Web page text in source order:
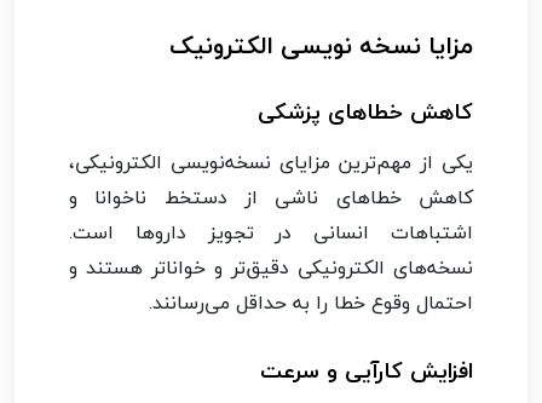
مزایا نسخه نویسی الکترونیک
کاهش خطاهای پزشکی
یکی از مهم‌ترین مزایای نسخه‌نویسی الکترونیکی،
کاهش خطاهای ناشی از دستخط ناخوانا و
اشتباهات انسانی در تجویز داروها است.
نسخه‌های الکترونیکی دقیق‌تر و خواناتر هستند و
احتمال وقوع خطا را به حداقل می‌رسانند.
افزایش کارآیی و سرعت